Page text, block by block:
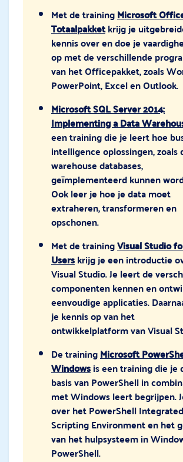
Met de trainingMicrosoft
Totaalpakketkrijg je
kennis over en doe je
op met de verschillende
van het Officepakket, zoals
PowerPoint, Excel en Outlook.
Microsoft SQL Server 2014:
Implementing a Data
een training die je leert hoe
intelligence oplossingen, zoals
warehouse databases,
geïmplementeerd kunnen
Ook leer je hoe je data moet
extraheren, transformeren en
opschonen.
Met de trainingVisual Studio
Userskrijg je een introductie
Visual Studio. Je leert de
componenten kennen en
eenvoudige applicaties.
je kennis op van het
ontwikkelplatform van Visual
De trainingMicrosoft
Windowsis een training die je
basis van PowerShell in
met Windows leert begrijpen.
over het PowerShell Integrated
Scripting Environment en het
van het hulpsysteem in
PowerShell.